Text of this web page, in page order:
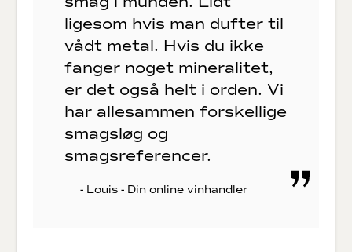
ligesom hvis man dufter til
vådt metal. Hvis du ikke
fanger noget mineralitet,
er det også helt i orden. Vi
har allesammen forskellige
smagsløg og
smagsreferencer.
- Louis - Din online vinhandler